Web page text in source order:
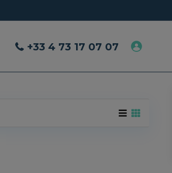
+33 4 73 17 07 07